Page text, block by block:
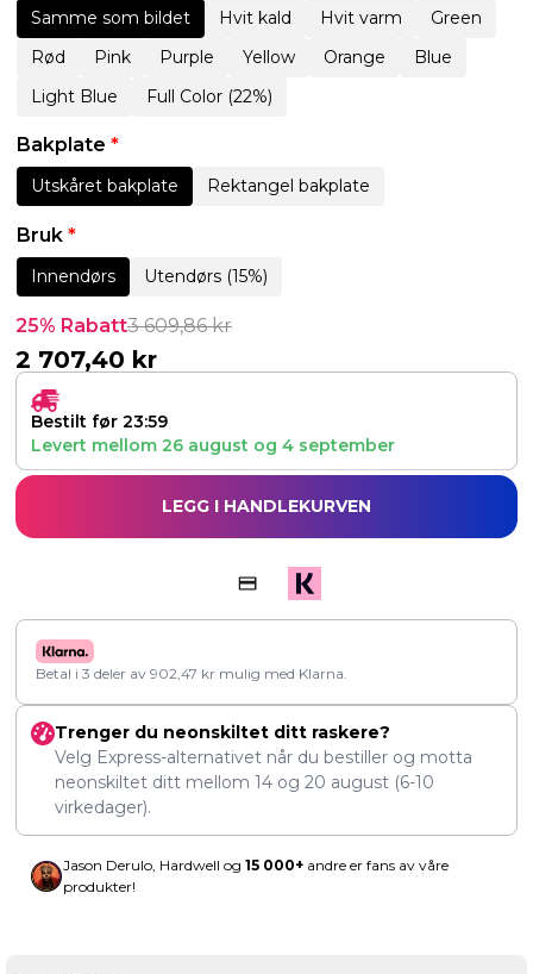
Samme som bildet Hvit kald Hvit varm
Green
Rød
Pink Purple Yellow Orange
Blue
Light Blue
Full Color (22%)
Bakplate *
Utskåret bakplate Rektangel bakplate
Bruk *
Innendørs Utendørs (15%)
25% Rabatt3 609,86kr
2 707,40 kr
Bestilt før 23:59
Levert mellom 26 august og 4 september
LEGG I HANDLEKURVEN
Betal i 3 deler av 902,47 kr mulig med Klarna.
Trenger du neonskiltet ditt raskere?
Velg Express-alternativet når du bestiller og motta
neonskiltet ditt mellom 14 og 20 august (6-10
virkedager).
Jason Derulo, Hardwell og 15 000+ andre er fans av våre
produkter!